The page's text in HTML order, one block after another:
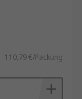
110,79 €/Packung